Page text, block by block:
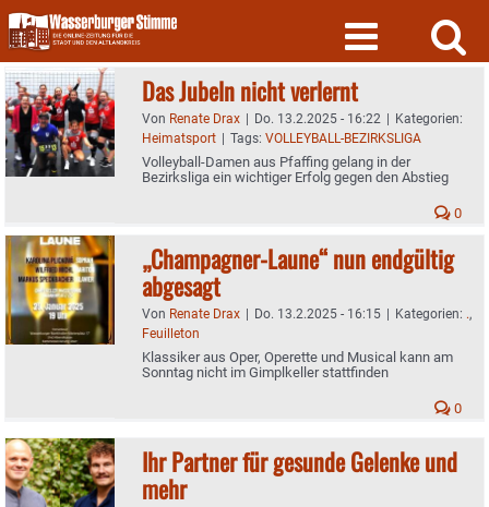
Skip
to
content
Das Jubeln nicht verlernt
Von Renate Drax | Do. 13.2.2025 - 16:22 | Kategorien:
Heimatsport | Tags: VOLLEYBALL-BEZIRKSLIGA
Volleyball-Damen aus Pfaffing gelang in der
Bezirksliga ein wichtiger Erfolg gegen den Abstieg
0
„Champagner-Laune“ nun endgültig
abgesagt
Von Renate Drax | Do. 13.2.2025 - 16:15 | Kategorien: .,
Feuilleton
Klassiker aus Oper, Operette und Musical kann am
Sonntag nicht im Gimplkeller stattfinden
0
Ihr Partner für gesunde Gelenke und
mehr